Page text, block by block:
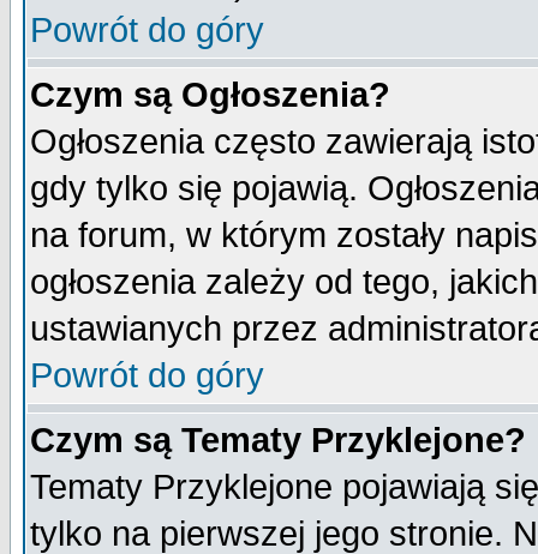
Powrót do góry
Czym są Ogłoszenia?
Ogłoszenia często zawierają
gdy tylko się pojawią.
na forum, w którym zostały
ogłoszenia zależy od tego,
ustawianych przez
Powrót do góry
Czym są Tematy Przyklejone?
Tematy Przyklejone pojawiają
tylko na pierwszej jego stronie.